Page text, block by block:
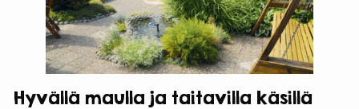
Hyvällä maulla ja taitavilla käsillä